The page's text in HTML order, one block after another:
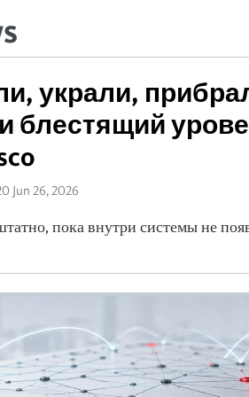
украли,
блестящий
Jun 26, 2026
пока внутри системы не